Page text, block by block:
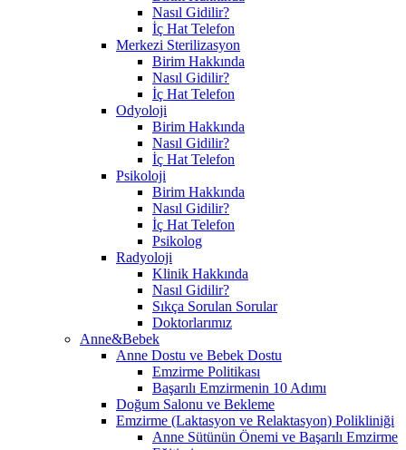
Nasıl Gidilir?
İç Hat Telefon
Merkezi Sterilizasyon
Birim Hakkında
Nasıl Gidilir?
İç Hat Telefon
Odyoloji
Birim Hakkında
Nasıl Gidilir?
İç Hat Telefon
Psikoloji
Birim Hakkında
Nasıl Gidilir?
İç Hat Telefon
Psikolog
Radyoloji
Klinik Hakkında
Nasıl Gidilir?
Sıkça Sorulan Sorular
Doktorlarımız
Anne&Bebek
Anne Dostu ve Bebek Dostu
Emzirme Politikası
Başarılı Emzirmenin 10 Adımı
Doğum Salonu ve Bekleme
Emzirme (Laktasyon ve Relaktasyon) Polikliniği
Anne Sütünün Önemi ve Başarılı Emzirme